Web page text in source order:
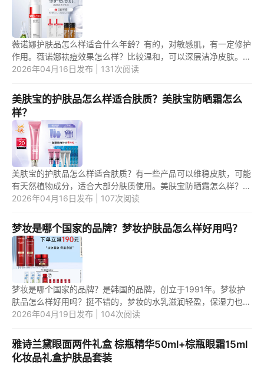
薇诺娜护肤品怎么样适合什么年龄？有的，对敏感肌，有一定修护
作用。薇诺娜祛痘效果怎么样？比较温和，可以深层洁净皮肤。所
以，效果可能不错。 1.薇诺娜护肤品怎么样适合什么年龄？ 薇诺
2026年04月16日发布 | 131次阅读
美肤宝的护肤品怎么样适合肤质？美肤宝防晒霜怎么
样？
美肤宝的护肤品怎么样适合肤质？有一些产品可以维稳皮肤，可能
有天然植物成分，适合大部分肤质使用。美肤宝防晒霜怎么样？有
的，产品清爽，可以美白提亮。 1.美肤宝的护肤品怎么样适合肤
2026年04月16日发布 | 107次阅读
梦妆是哪个国家的品牌？梦妆护肤品怎么样好用吗？
梦妆是哪个国家的品牌？是韩国的品牌，创立于1991年。梦妆护
肤品怎么样好用吗？挺不错的，梦妆的水乳滋润轻盈，保湿力也比
较好。 1.梦妆是哪个国家的品牌？ 是韩国的品牌，创立于1991
2026年04月19日发布 | 104次阅读
雅诗兰黛眼面两件礼盒 棕瓶精华50ml+棕瓶眼霜15ml
化妆品礼盒护肤品套装